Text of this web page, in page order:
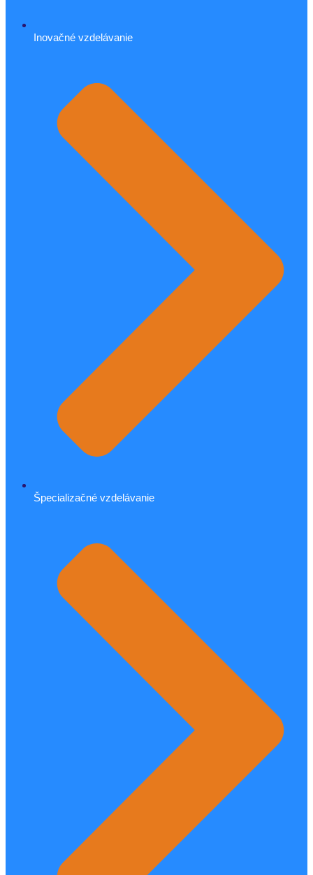
Inovačné vzdelávanie
Špecializačné vzdelávanie